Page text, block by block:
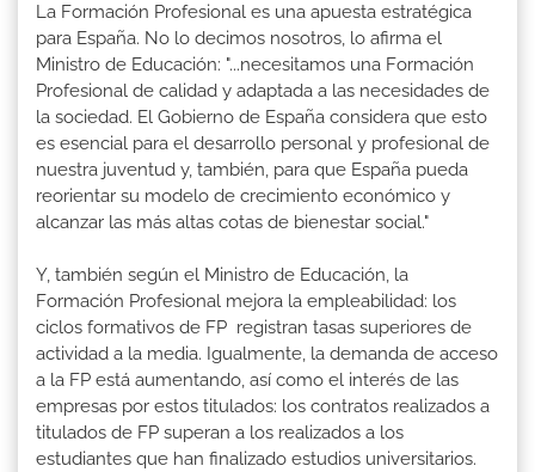
La Formación Profesional es una apuesta estratégica
para España. No lo decimos nosotros, lo afirma el
Ministro de Educación: "...necesitamos una Formación
Profesional de calidad y adaptada a las necesidades de
la sociedad. El Gobierno de España considera que esto
es esencial para el desarrollo personal y profesional de
nuestra juventud y, también, para que España pueda
reorientar su modelo de crecimiento económico y
alcanzar las más altas cotas de bienestar social."
Y, también según el Ministro de Educación, la
Formación Profesional mejora la empleabilidad: los
ciclos formativos de FP registran tasas superiores de
actividad a la media. Igualmente, la demanda de acceso
a la FP está aumentando, así como el interés de las
empresas por estos titulados: los contratos realizados a
titulados de FP superan a los realizados a los
estudiantes que han finalizado estudios universitarios.